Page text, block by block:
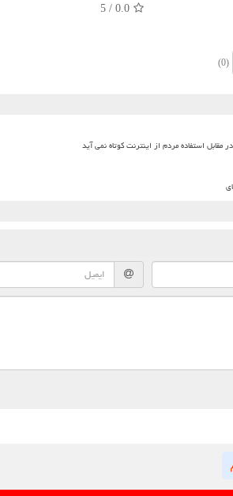
0.0
/
5
(0)
مقابل استفاده مردم از اینترنت کوتاه نمی آید